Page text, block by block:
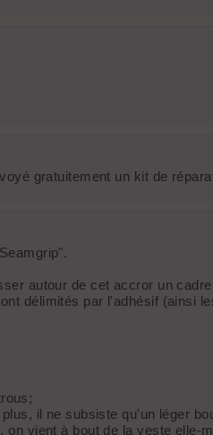
gratuitement un kit de
autour de cet accror un
délimités par l'adhésif (ainsi
il ne subsiste qu'un léger
vient à bout de la veste